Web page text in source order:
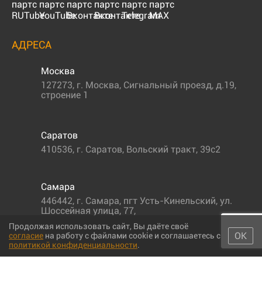
АДРЕСА
Москва
127273, г. Москва, Сигнальный проезд, д.19,
строение 1
Саратов
410536, г. Саратов, Вольский тракт, 39с2
Самара
446442, г. Самара, пгт Усть-Кинельский, ул.
Шоссейная улица, 77,
Продолжая использовать сайт, Вы даёте своё
согласие на работу с файлами cookie и соглашаетесь с
политикой конфиденциальности.
ОК